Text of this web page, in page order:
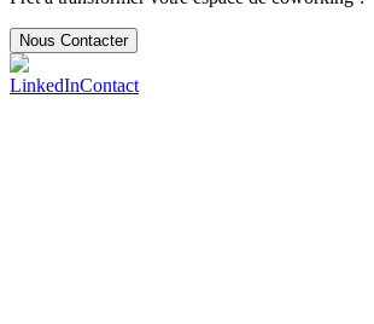
Nous Contacter
LinkedInContact